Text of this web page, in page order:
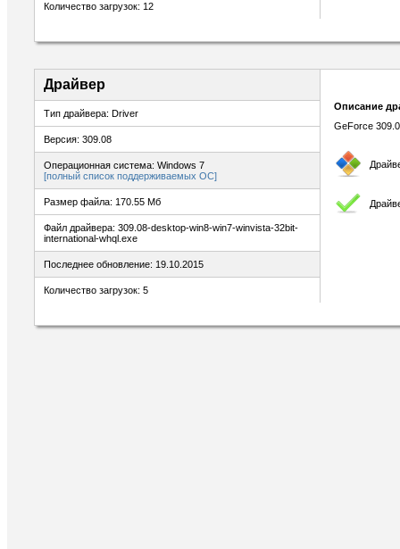
Количество загрузок: 12
Драйвер
Тип драйвера: Driver
Версия: 309.08
Операционная система: Windows 7
[полный список поддерживаемых ОС]
Размер файла: 170.55 Мб
Файл драйвера: 309.08-desktop-win8-win7-winvista-32bit-
international-whql.exe
Последнее обновление: 19.10.2015
Количество загрузок: 5
Описание
GeForce